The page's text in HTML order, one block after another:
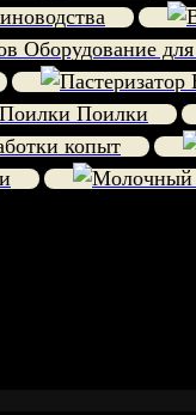
Оборудование
Поилки
копыт